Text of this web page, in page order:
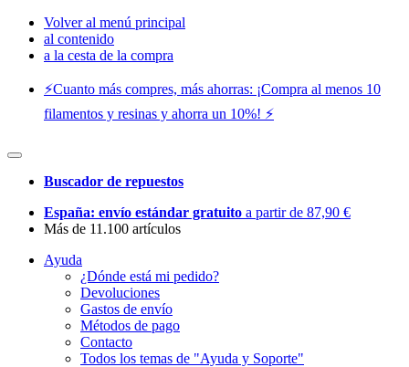
Volver al menú principal
al contenido
a la cesta de la compra
⚡️Cuanto más compres, más ahorras: ¡Compra al menos 10
filamentos y resinas y ahorra un 10%! ⚡️
Buscador de repuestos
España: envío estándar gratuito a partir de 87,90 €
Más de 11.100 artículos
Ayuda
¿Dónde está mi pedido?
Devoluciones
Gastos de envío
Métodos de pago
Contacto
Todos los temas de "Ayuda y Soporte"